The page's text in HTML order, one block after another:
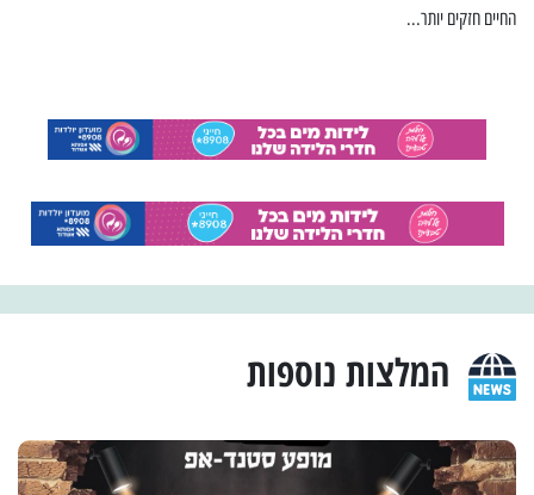
החיים חזקים יותר...
המלצות נוספות